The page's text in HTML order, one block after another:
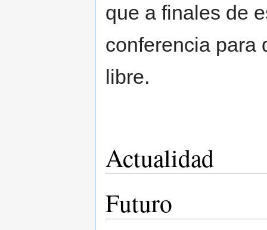
que a finales de
conferencia para
libre.
Actualidad
Futuro